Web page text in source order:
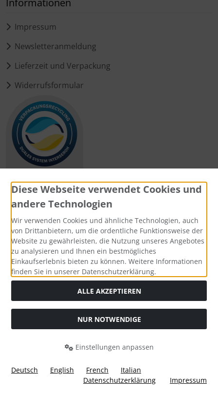
Informationen
Impressum
Newsletteranmeldung
Lieferzeit und Verpackung
Widerrufsformular
Zahlungsmethoden
Social Media
Widerrufsformular
Diese Webseite verwendet Cookies und
andere Technologien
Wir verwenden Cookies und ähnliche Technologien, auch
von Drittanbietern, um die ordentliche Funktionsweise der
Website zu gewährleisten, die Nutzung unseres Angebotes
zu analysieren und Ihnen ein bestmögliches
Einkaufserlebnis bieten zu können. Weitere Informationen
finden Sie in unserer Datenschutzerklärung.
ALLE AKZEPTIEREN
NUR NOTWENDIGE
Einstellungen anpassen
Deutsch English French
Italian
Datenschutzerklärung
Impressum